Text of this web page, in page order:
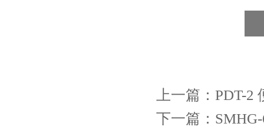
上一篇： PDT-2
下一篇：